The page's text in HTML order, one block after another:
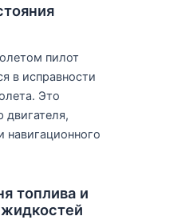
пилот
в исправности
Это
двигателя,
навигационного
топлива и